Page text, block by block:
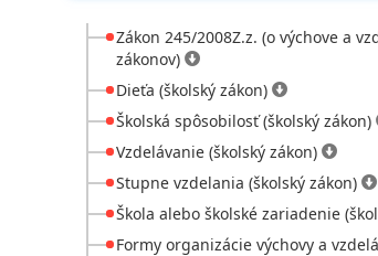
Zákon 245/2008Z.z. (o výchove a
zákonov)
Dieťa (školský zákon)
Školská spôsobilosť (školský zákon)
Vzdelávanie (školský zákon)
Stupne vzdelania (školský zákon)
Škola alebo školské zariadenie
Formy organizácie výchovy a